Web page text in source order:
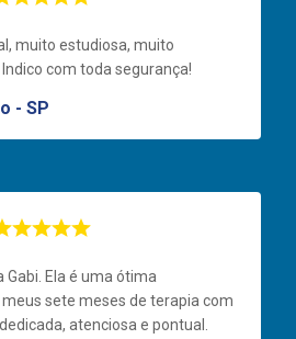
muito estudiosa, muito
com toda segurança!
- SP
Gabi. Ela é uma ótima
sete meses de terapia com
atenciosa e pontual.